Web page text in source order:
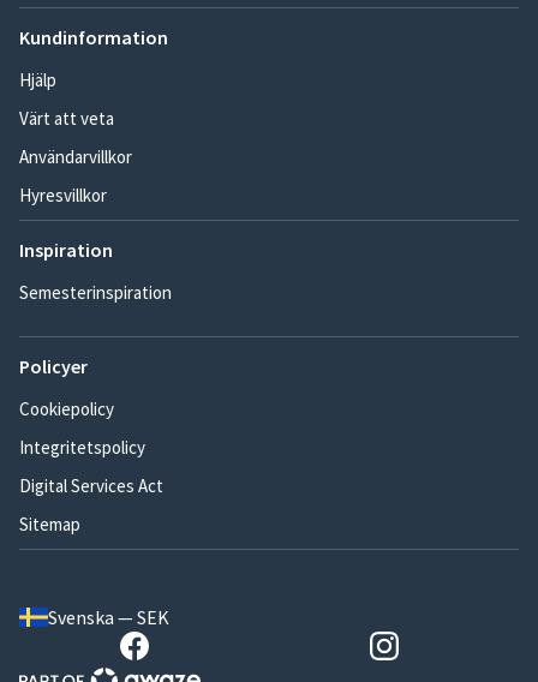
Kundinformation
Hjälp
Värt att veta
Användarvillkor
Hyresvillkor
Inspiration
Semesterinspiration
Policyer
Cookiepolicy
Integritetspolicy
Digital Services Act
Sitemap
Svenska — SEK